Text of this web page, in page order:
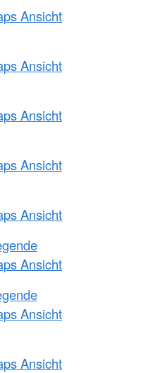
Ansicht
Ansicht
Ansicht
Ansicht
Ansicht
Ansicht
Ansicht
Ansicht